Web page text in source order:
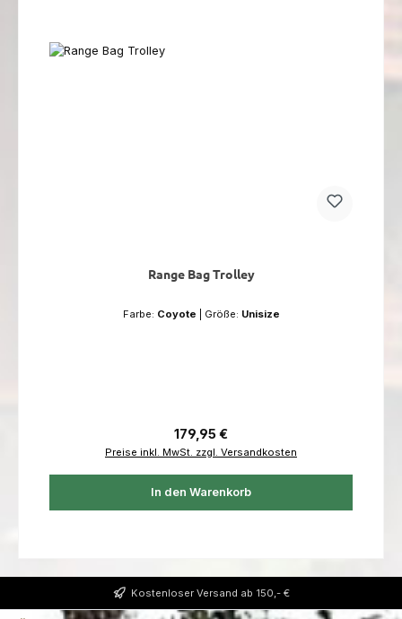
Range Bag Trolley
Farbe: Coyote Größe: Unisize
Regulärer Preis:
179,95 €
Preise inkl. MwSt. zzgl. Versandkosten
In den Warenkorb
Kostenloser Versand ab 150,- €